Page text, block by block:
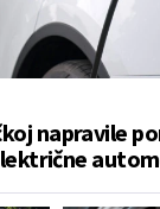
napravile